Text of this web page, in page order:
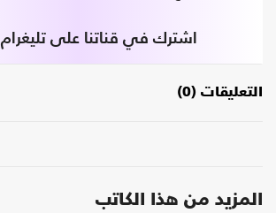
اشترك في قناتنا على تليغرام
التعليقات (0)
المزيد من هذا الكاتب